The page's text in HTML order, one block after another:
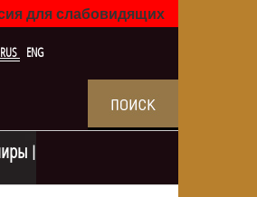
для слабовидящих
RUS ENG